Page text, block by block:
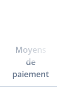
Moyens
de
paiement